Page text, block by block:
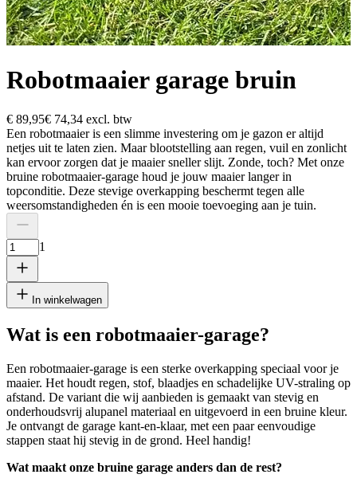
Robotmaaier garage bruin
€ 89,95€ 74,34 excl. btw
Een robotmaaier is een slimme investering om je gazon er altijd
netjes uit te laten zien. Maar blootstelling aan regen, vuil en zonlicht
kan ervoor zorgen dat je maaier sneller slijt. Zonde, toch? Met onze
bruine robotmaaier-garage houd je jouw maaier langer in
topconditie. Deze stevige overkapping beschermt tegen alle
weersomstandigheden én is een mooie toevoeging aan je tuin.
1
In winkelwagen
Wat is een robotmaaier-garage?
Een robotmaaier-garage is een sterke overkapping speciaal voor je
maaier. Het houdt regen, stof, blaadjes en schadelijke UV-straling op
afstand. De variant die wij aanbieden is gemaakt van stevig en
onderhoudsvrij alupanel materiaal en uitgevoerd in een bruine kleur.
Je ontvangt de garage kant-en-klaar, met een paar eenvoudige
stappen staat hij stevig in de grond. Heel handig!
Wat maakt onze bruine garage anders dan de rest?